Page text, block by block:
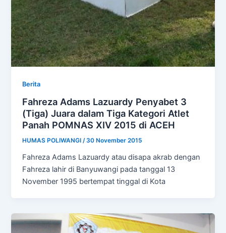
Berita
Fahreza Adams Lazuardy Penyabet 3
(Tiga) Juara dalam Tiga Kategori Atlet
Panah POMNAS XIV 2015 di ACEH
HUMAS POLIWANGI /30 November 2015
Fahreza Adams Lazuardy atau disapa akrab dengan
Fahreza lahir di Banyuwangi pada tanggal 13
November 1995 bertempat tinggal di Kota